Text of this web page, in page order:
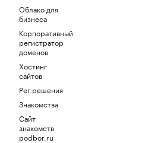
Облако для
бизнеса
Корпоративный
регистратор
доменов
Хостинг
сайтов
Рег.решения
Знакомства
Сайт
знакомств
podbor.ru